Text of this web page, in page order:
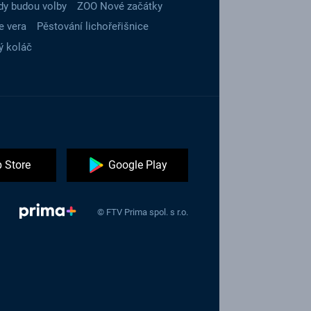
budou volby
ZOO Nové začátky
vera
Pěstování lichořeřišnice
koláč
Store Google Play
© FTV Prima spol. s r.o.